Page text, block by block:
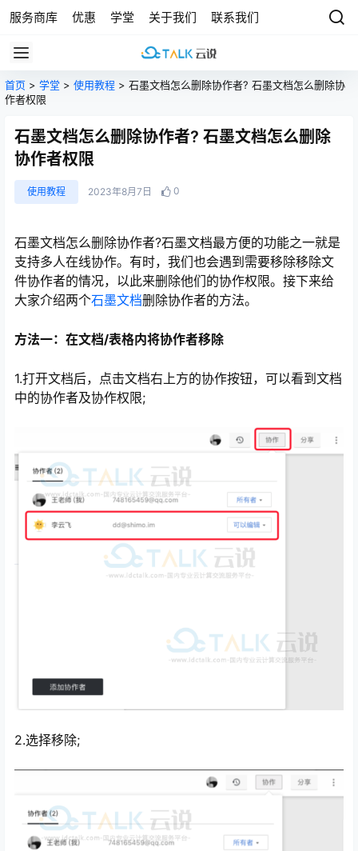
服务商库 优惠 学堂 关于我们 联系我们
首页 > 学堂 > 使用教程 > 石墨文档怎么删除协作者? 石墨文档怎么删除协
作者权限
石墨文档怎么删除协作者? 石墨文档怎么删除
协作者权限
使用教程 2023年8月7日 0
石墨文档怎么删除协作者?石墨文档最方便的功能之一就是
支持多人在线协作。有时，我们也会遇到需要移除移除文
件协作者的情况，以此来删除他们的协作权限。接下来给
大家介绍两个石墨文档删除协作者的方法。
方法一：在文档/表格内将协作者移除
1.打开文档后，点击文档右上方的协作按钮，可以看到文档
中的协作者及协作权限;
2.选择移除;